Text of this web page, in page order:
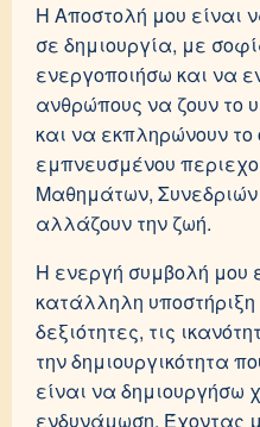
Η Αποστολή μου είναι
σε δημιουργία, με
ενεργοποιήσω και να
ανθρώπους να ζουν το
και να εκπληρώνουν
εμπνευσμένου
Μαθημάτων,
αλλάζουν την ζωή.
Η ενεργή συμβολή μου
κατάλληλη υποστήριξη
δεξιότητες, τις
την δημιουργικότητα
είναι να δημιουργήσω
ενδυνάμωση. Έχοντας